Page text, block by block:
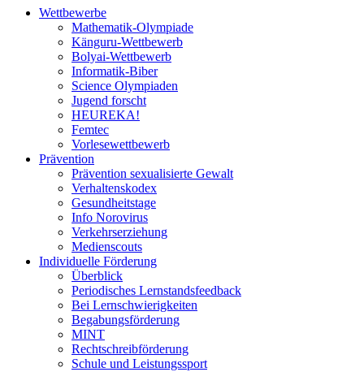
Wettbewerbe
Mathematik-Olympiade
Känguru-Wettbewerb
Bolyai-Wettbewerb
Informatik-Biber
Science Olympiaden
Jugend forscht
HEUREKA!
Femtec
Vorlesewettbewerb
Prävention
Prävention sexualisierte Gewalt
Verhaltenskodex
Gesundheitstage
Info Norovirus
Verkehrserziehung
Medienscouts
Individuelle Förderung
Überblick
Periodisches Lernstandsfeedback
Bei Lernschwierigkeiten
Begabungsförderung
MINT
Rechtschreibförderung
Schule und Leistungssport